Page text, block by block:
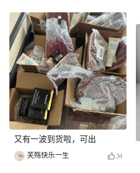
又有一波到货啦，可出
芙殇快乐一生 34